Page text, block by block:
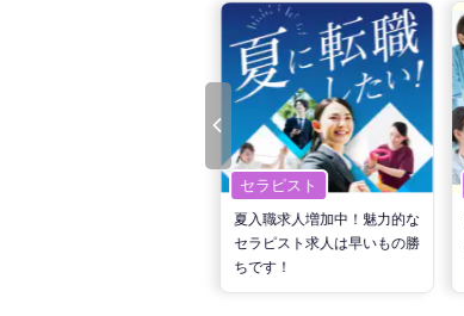
セラピスト
夏入職求人増加中！魅力的な
セラピスト求人は早いもの勝
ちです！